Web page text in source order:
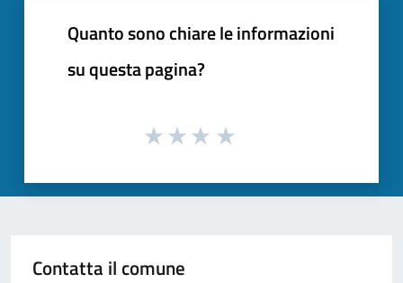
Quanto sono chiare le informazioni
su questa pagina?
Contatta il comune